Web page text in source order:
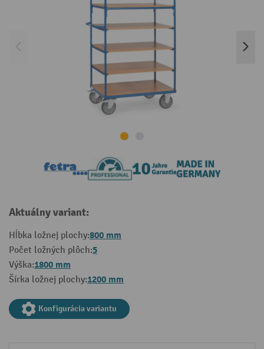
Aktuálny variant:
Hĺbka ložnej plochy:800 mm
Počet ložných plôch:5
Výška:1800 mm
Šírka ložnej plochy:1200 mm
Konfigurácia variantu